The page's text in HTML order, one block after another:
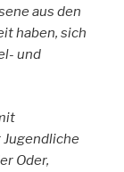
aus den
haben, sich
und
Oder,